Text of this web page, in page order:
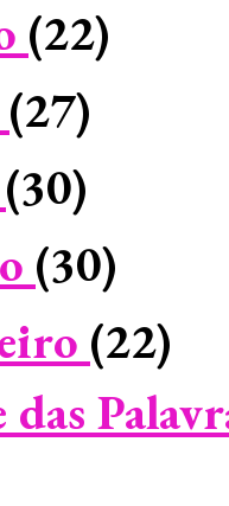
(22)
(27)
(30)
(30)
(22)
das